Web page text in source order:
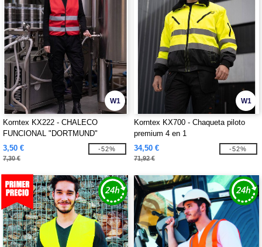
W1
Korntex KX222 - CHALECO
FUNCIONAL "DORTMUND"
3,50 €
7,30 €
-52%
W1
Korntex KX700 - Chaqueta piloto
premium 4 en 1
34,50 €
71,92 €
-52%